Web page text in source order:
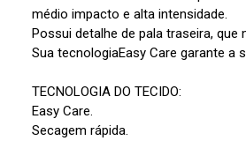
médio impacto e alta intensidade.
Possui detalhe de pala traseira, que
Sua tecnologiaEasy Care garante a
TECNOLOGIA DO TECIDO:
Easy Care.
Secagem rápida.